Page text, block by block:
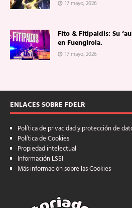
17 mayo, 2026
Fito & Fitipaldis: Su
en Fuengirola.
17 mayo, 2026
ENLACES SOBRE FDELR
Política de privacidad y protección de
Política de Cookies
Propiedad intelectual
Información LSSI
Más información sobre las Cookies